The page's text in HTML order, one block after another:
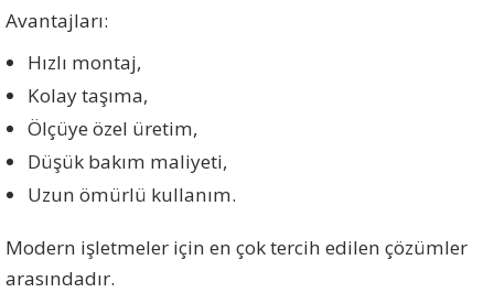
Avantajları:
Hızlı montaj,
Kolay taşıma,
Ölçüye özel üretim,
Düşük bakım maliyeti,
Uzun ömürlü kullanım.
Modern işletmeler için en çok tercih edilen çözümler
arasındadır.